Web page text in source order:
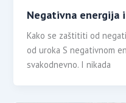
Negativna energija
Kako se zaštititi od
od uroka S negativnom
svakodnevno. I nikada